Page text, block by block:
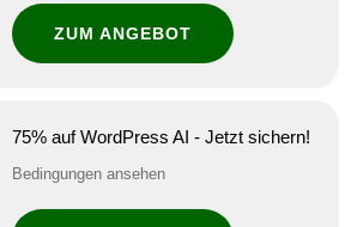
ZUM ANGEBOT
75% auf WordPress AI - Jetzt sichern!
Bedingungen ansehen